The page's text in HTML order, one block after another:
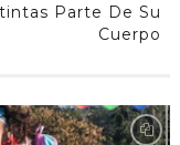
Parte De Su
Cuerpo